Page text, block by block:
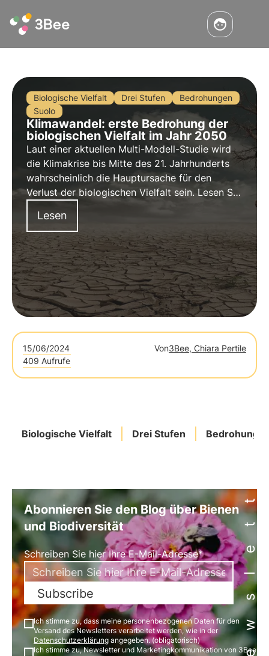
Biologische Vielfalt Drei Stufen
Bedrohungen
Suolo
Klimawandel: erste Bedrohung der
biologischen Vielfalt im Jahr 2050
Laut einer aktuellen Multi-Modell-Studie wird
die Klimakrise bis Mitte des 21. Jahrhunderts
wahrscheinlich die Hauptursache für den
Verlust der biologischen Vielfalt sein. Lesen Sie
biologischen Vielfalt.
Lesen
15/06/2024 Von3Bee, Chiara Pertile
409 Aufrufe
Biologische Vielfalt Drei Stufen Newsletter
Abonnieren Sie den Blog über Bienen
und Biodiversität
Schreiben Sie hier Ihre E-Mail-Adresse*
Subscribe
Ich stimme zu, dass meine personenbezogenen Daten für den
Versand des Newsletters verarbeitet werden, wie in der
Datenschutzerklärung angegeben. (obligatorisch)
Ich stimme zu, Newsletter und Marketingkommunikation von 3Bee